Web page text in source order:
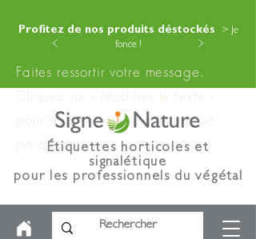
Profitez de nos produits déstockés
> Je
fonce !
Faites ressortir votre message.
Cliquez sur « Modifier le texte »
pour ajouter votre contenu à ce
paragraphe.
Étiquettes horticoles et
signalétique
pour les professionnels du végétal